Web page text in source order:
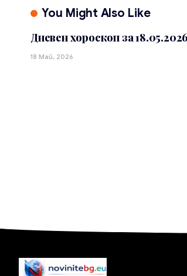
You Might Also Like
Дневен хороскоп за
18 Май, 2026